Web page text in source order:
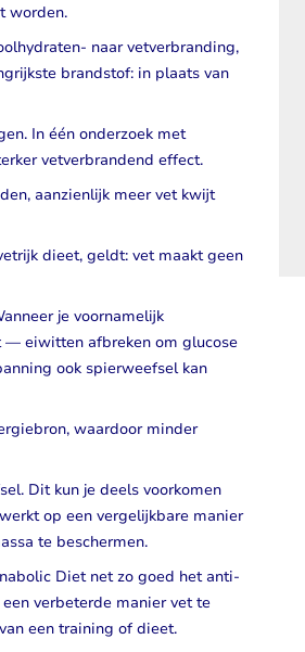
worden.
naar vetverbranding,
brandstof: in plaats van
In één onderzoek met
vetverbrandend effect.
aanzienlijk meer vet kwijt
dieet, geldt: vet maakt geen
je voornamelijk
— eiwitten afbreken om glucose
ook spierweefsel kan
waardoor minder
Dit kun je deels voorkomen
op een vergelijkbare manier
te beschermen.
Diet net zo goed het anti-
verbeterde manier vet te
een training of dieet.